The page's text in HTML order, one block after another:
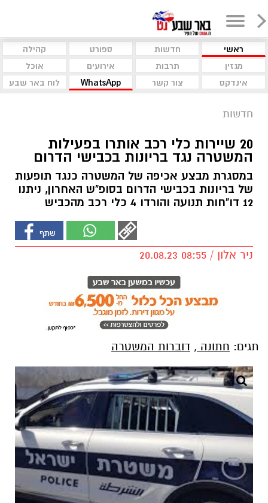
ראשי חדשות ספורט
קהילה
מגזין
תרבות אירועים
אוכל
אינדקס
צור קשר WhatsApp לוח באר שבע
חדשות
20 שיירות כלי רכב אותרו בפעילות
המשטרה נגד בריונות בכבישי הדרום
במסגרת מבצע אכיפה של המשטרה כנגד תופעות
של בריונות בכבישי הדרום בסופ"ש האחרון, ניתנו
12 דו"חות תנועה והורדו 4 כלי רכב מהכביש
ניר אלון / 08:55 20.08.23
דוברות המשטרה
קרדיט - דוברות המשטרה